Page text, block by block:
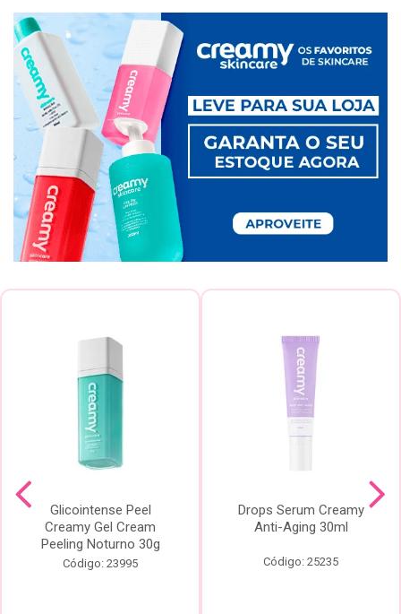
Glicointense Peel
Creamy Gel Cream
Peeling Noturno 30g
Código: 23995
Drops Serum Creamy
Anti-Aging 30ml
Código: 25235